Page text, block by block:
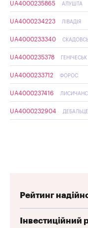
UA4000235865 АЛУШТА
UA4000234223 ЛІВАДІЯ
UA4000233340
UA4000235378 ГЕНІЧЕСЬК
UA4000233712 ФОРОС
UA4000237416
UA4000232904
Рейтинг
Інвестиційний